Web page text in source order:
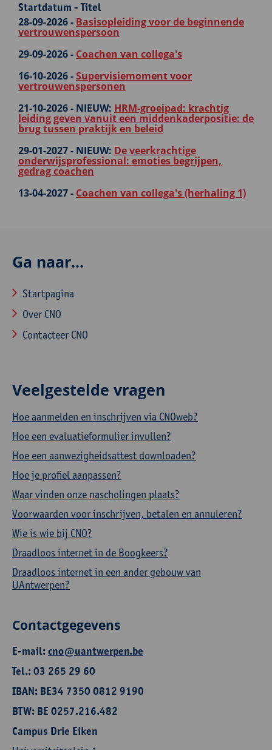
Startdatum - Titel
28-09-2026 - Basisopleiding voor de beginnende
vertrouwenspersoon
29-09-2026 - Coachen van collega's
16-10-2026 -Supervisiemoment voor
vertrouwenspersonen
21-10-2026 - NIEUW: HRM-groeipad: krachtig
leiding geven vanuit een middenkaderpositie: de
brug tussen praktijk en beleid
29-01-2027 - NIEUW: De veerkrachtige
onderwijsprofessional: emoties begrijpen,
gedrag coachen
13-04-2027 - Coachen van collega's (herhaling 1)
Ga naar...
Startpagina
Over CNO
Contacteer CNO
Veelgestelde vragen
Hoe aanmelden en inschrijven via CNOweb?
Hoe een evaluatieformulier invullen?
Hoe een aanwezigheidsattest downloaden?
Hoe je profiel aanpassen?
Waar vinden onze nascholingen plaats?
Voorwaarden voor inschrijven, betalen en annuleren?
Wie is wie bij CNO?
Draadloos internet in de Boogkeers?
Draadloos internet in een ander gebouw van
UAntwerpen?
Contactgegevens
E-mail:cno@uantwerpen.be
Tel.: 03 265 29 60
IBAN: BE34 7350 0812 9190
BTW: BE 0257.216.482
Campus Drie Eiken